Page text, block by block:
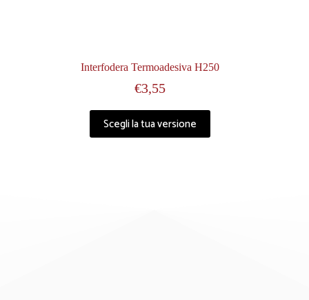
Interfodera Termoadesiva H250
€3,55
Scegli la tua versione